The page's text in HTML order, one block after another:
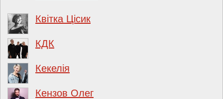
Квітка Цісик
КДК
Кекелія
Кензов Олег